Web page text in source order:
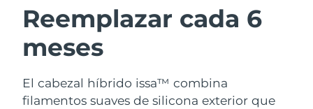
Reemplazar cada 6
meses
El cabezal híbrido issa™ combina
filamentos suaves de silicona exterior que